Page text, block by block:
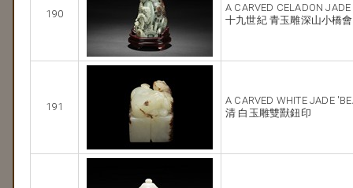
190
A CARVED CELADON
十九世紀 青玉雕深山小橋
191
A CARVED WHITE JADE
清 白玉雕雙獸鈕印